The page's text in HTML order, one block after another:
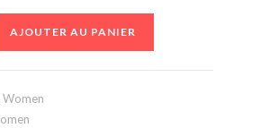
AJOUTER AU PANIER
Women